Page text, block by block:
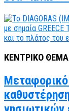
ΚΕΝΤΡΙΚΟ ΘΕΜΑ